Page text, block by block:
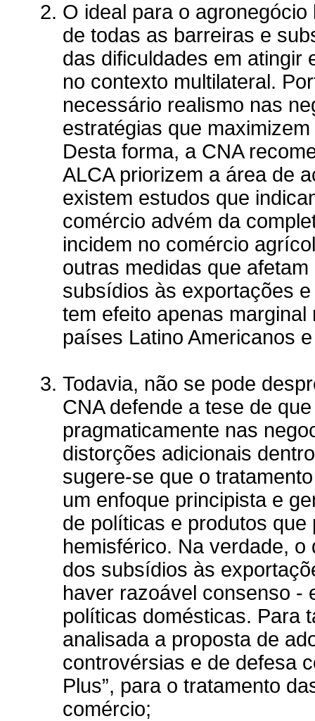
O ideal para o
de todas as barreiras e
das dificuldades em atingir
no contexto multilateral.
necessário realismo nas
estratégias que
Desta forma, a CNA
ALCA priorizem a área de
existem estudos que
comércio advém da
incidem no comércio
outras medidas que
subsídios às exportações
tem efeito apenas
países Latino Americanos
Todavia, não se pode
CNA defende a tese de
pragmaticamente nas
distorções adicionais
sugere-se que o
um enfoque principista e
de políticas e produtos
hemisférico. Na verdade,
dos subsídios às
haver razoável consenso -
políticas domésticas. Para
analisada a proposta de
controvérsias e de defesa
Plus”, para o tratamento
comércio;